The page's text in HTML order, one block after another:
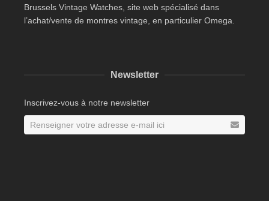
Brussels Vintage Watches, site web spécialisé dans
l’achat/vente de montres vintage, en particulier Omega.
Newsletter
Inscrivez-vous à notre newsletter